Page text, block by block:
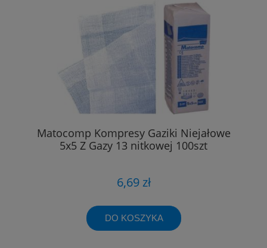
Matocomp Kompresy Gaziki Niejałowe
5x5 Z Gazy 13 nitkowej 100szt
6,69 zł
DO KOSZYKA